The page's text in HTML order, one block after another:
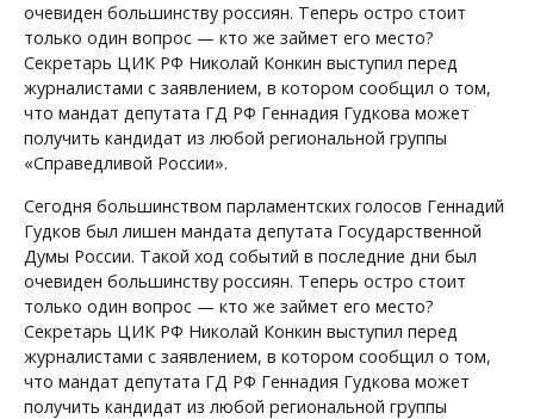
очевиден большинству россиян. Теперь остро стоит
только один вопрос — кто же займет его место?
Секретарь ЦИК РФ Николай Конкин выступил перед
журналистами с заявлением, в котором сообщил о том,
что мандат депутата ГД РФ Геннадия Гудкова может
получить кандидат из любой региональной группы
«Справедливой России».
Сегодня большинством парламентских голосов Геннадий
Гудков был лишен мандата депутата Государственной
Думы России. Такой ход событий в последние дни был
очевиден большинству россиян. Теперь остро стоит
только один вопрос — кто же займет его место?
Секретарь ЦИК РФ Николай Конкин выступил перед
журналистами с заявлением, в котором сообщил о том,
что мандат депутата ГД РФ Геннадия Гудкова может
получить кандидат из любой региональной группы